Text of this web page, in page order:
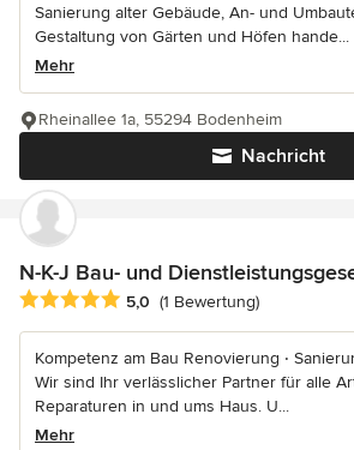
Sanierung alter Gebäude, An- und
Gestaltung von Gärten und Höfen hande...
Mehr
Nachricht
Rheinallee 1a, 55294 Bodenheim
N-K-J Bau- und
Durchschnittliche Bewertung: 5 von 5
5,0 (1 Bewertung)
Kompetenz am Bau Renovierung ‧
Wir sind Ihr verlässlicher Partner für alle
Reparaturen in und ums Haus. U...
Mehr